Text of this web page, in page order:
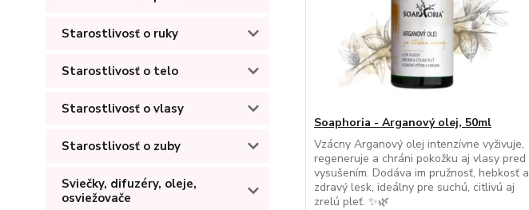
Starostlivosť o ruky
Starostlivosť o telo
Starostlivosť o vlasy
Starostlivosť o zuby
Sviečky, difuzéry, oleje,
osviežovače
Soaphoria - Arganový olej, 50ml
Vzácny Arganový olej intenzívne vyživuje,
regeneruje a chráni pokožku aj vlasy pred
vysušením. Dodáva im pružnosť, hebkosť a
zdravý lesk, ideálny pre suchú, citlivú aj
zrelú pleť. ✨🌿